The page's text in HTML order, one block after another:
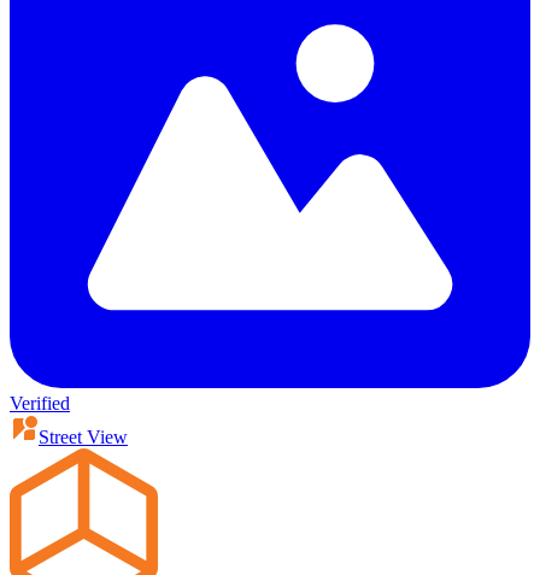
Verified
Street View